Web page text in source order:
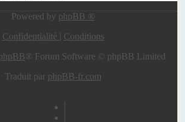
Powered by phpBB ®
Confidentialité | Conditions
® Forum Software © phpBB Limited
Traduit par phpBB-fr.com